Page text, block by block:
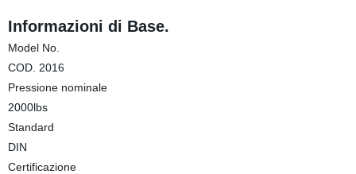
Informazioni di Base.
Model No.
COD. 2016
Pressione nominale
2000lbs
Standard
DIN
Certificazione